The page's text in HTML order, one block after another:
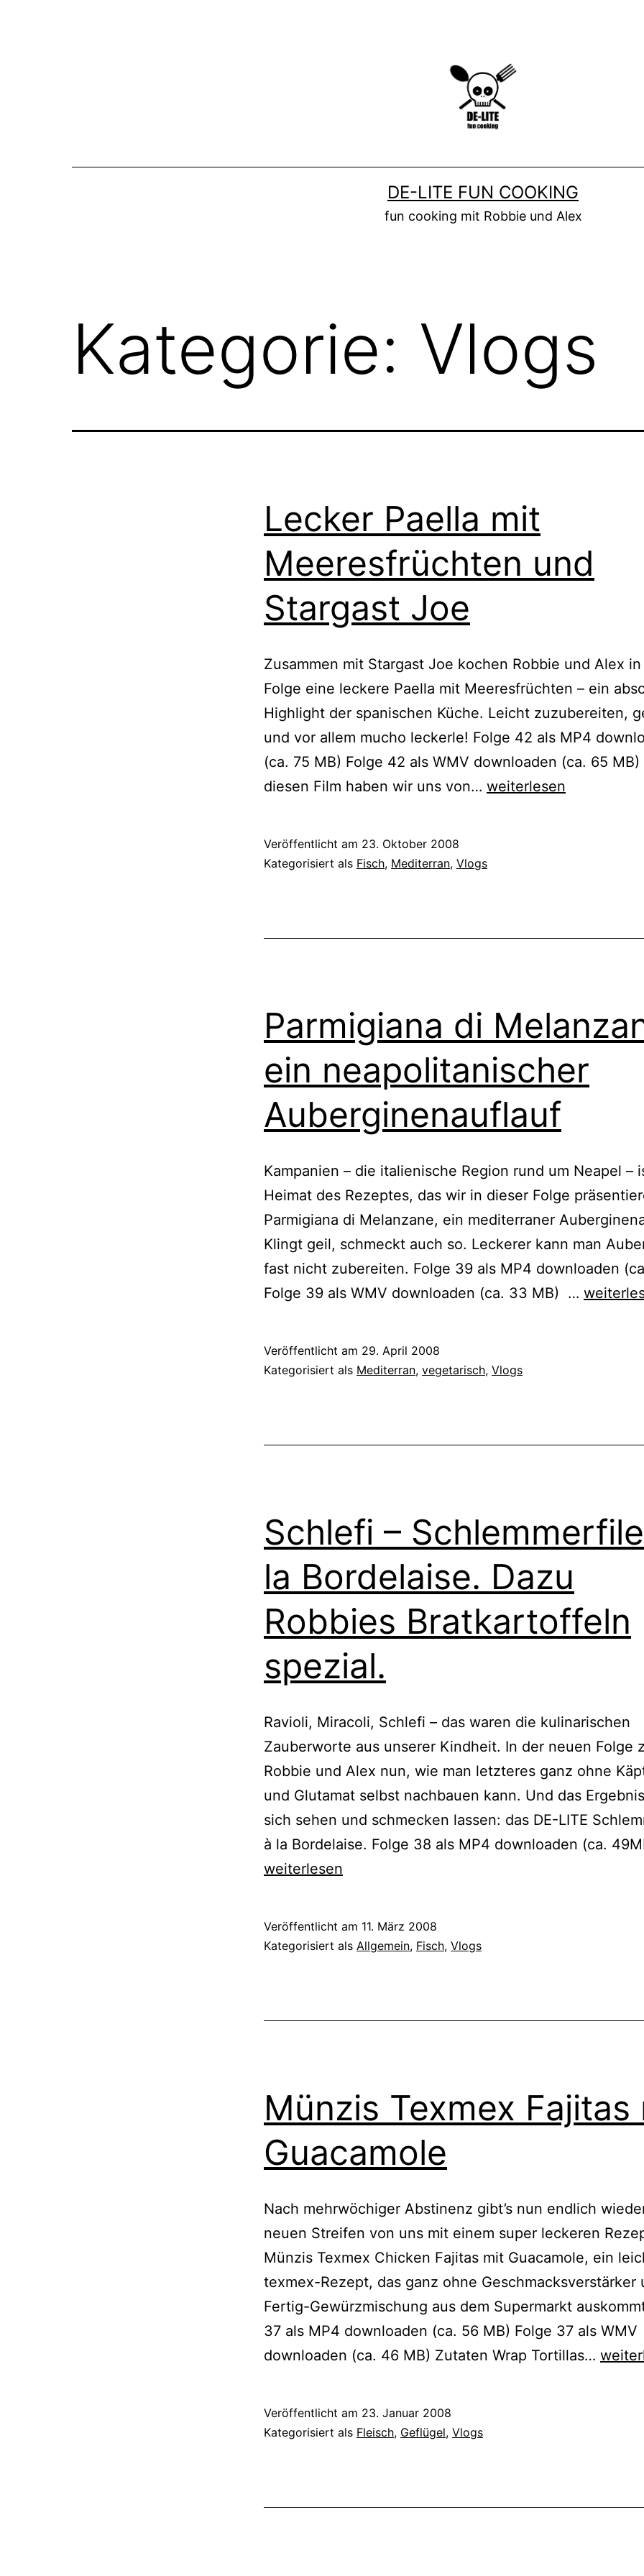
DE-LITE FUN COOKING
fun cooking mit Robbie und Alex
Kategorie: Vlogs
Lecker Paella mit
Meeresfrüchten und
Stargast Joe
Zusammen mit Stargast Joe kochen Robbie und Alex
Folge eine leckere Paella mit Meeresfrüchten – ein
Highlight der spanischen Küche. Leicht zuzubereiten,
und vor allem mucho leckerle! Folge 42 als MP4
(ca. 75 MB) Folge 42 als WMV downloaden (ca. 65
diesen Film haben wir uns von… Lecker
Meeresfrüchten
weiterlesen
Veröffentlicht am 23. Oktober 2008
Kategorisiert als Fisch, Mediterran, Vlogs
Parmigiana di
ein neapolitanischer
Auberginenauflauf
Kampanien – die italienische Region rund um Neapel –
Heimat des Rezeptes, das wir in dieser Folge
Parmigiana di Melanzane, ein mediterraner
Klingt geil, schmeckt auch so. Leckerer kann man
fast nicht zubereiten. Folge 39 als MP4 downloaden
Folge 39 als WMV downloaden (ca. 33 MB) …
Veröffentlicht am 29. April 2008
Kategorisiert als Mediterran, vegetarisch, Vlogs
Schlefi –
la Bordelaise. Dazu
Robbies Bratkartoffeln
spezial.
Ravioli, Miracoli, Schlefi – das waren die kulinarischen
Zauberworte aus unserer Kindheit. In der neuen Folge
Robbie und Alex nun, wie man letzteres ganz ohne
und Glutamat selbst nachbauen kann. Und das
sich sehen und schmecken lassen: das DE-LITE
à la Bordelaise. Folge 38 als MP4 downloaden (ca.
weiterlesen
Veröffentlicht am 11. März 2008
Kategorisiert als Allgemein, Fisch, Vlogs
Münzis Texmex Fajitas
Guacamole
Nach mehrwöchiger Abstinenz gibt’s nun endlich
neuen Streifen von uns mit einem super leckeren
Münzis Texmex Chicken Fajitas mit Guacamole, ein
texmex-Rezept, das ganz ohne Geschmacksverstärker
Fertig-Gewürzmischung aus dem Supermarkt
37 als MP4 downloaden (ca. 56 MB) Folge 37 als WMV
downloaden (ca. 46 MB) Zutaten Wrap Tortillas…
Veröffentlicht am 23. Januar 2008
Kategorisiert als Fleisch, Geflügel, Vlogs